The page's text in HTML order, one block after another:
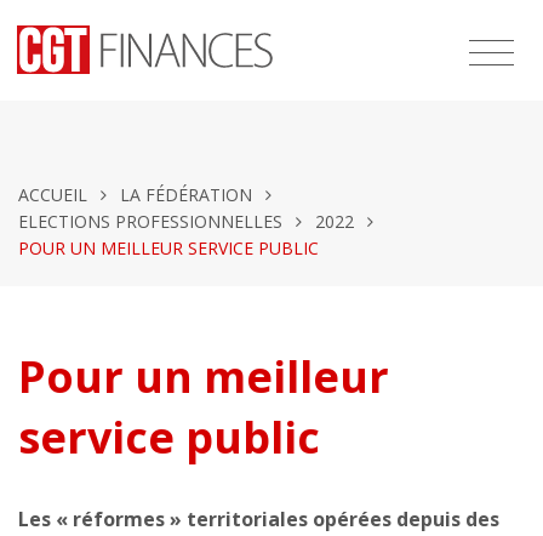
ACCUEIL
LA FÉDÉRATION
ELECTIONS PROFESSIONNELLES
2022
POUR UN MEILLEUR SERVICE PUBLIC
Pour un meilleur
service public
Les « réformes » territoriales opérées depuis des